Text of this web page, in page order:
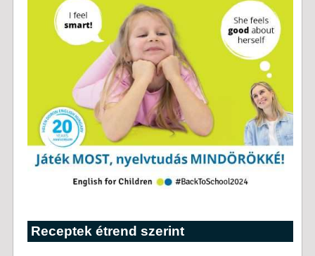
Receptek étrend szerint